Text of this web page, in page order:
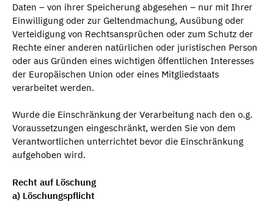
Daten – von ihrer Speicherung abgesehen – nur mit Ihrer
Einwilligung oder zur Geltendmachung, Ausübung oder
Verteidigung von Rechtsansprüchen oder zum Schutz der
Rechte einer anderen natürlichen oder juristischen Person
oder aus Gründen eines wichtigen öffentlichen Interesses
der Europäischen Union oder eines Mitgliedstaats
verarbeitet werden.
Wurde die Einschränkung der Verarbeitung nach den o.g.
Voraussetzungen eingeschränkt, werden Sie von dem
Verantwortlichen unterrichtet bevor die Einschränkung
aufgehoben wird.
Recht auf Löschung
a) Löschungspflicht